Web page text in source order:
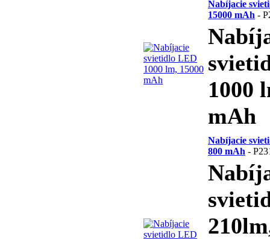
Nabíjacie
15000 mAh -
1000
mAh
Nabíjacie
800 mAh -